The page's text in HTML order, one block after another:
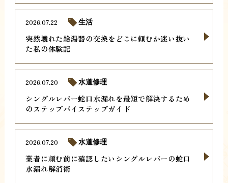
突然壊れた給湯器の交換をどこに頼むか迷い抜い
た私の体験記
2026.07.22 生活
シングルレバー蛇口水漏れを最短で解決するため
のステップバイステップガイド
2026.07.20 水道修理
業者に頼む前に確認したいシングルレバーの蛇口
水漏れ解消術
2026.07.20 水道修理